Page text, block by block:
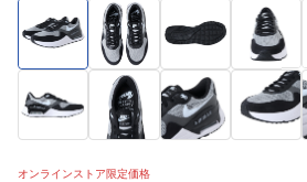
オンラインストア限定価格